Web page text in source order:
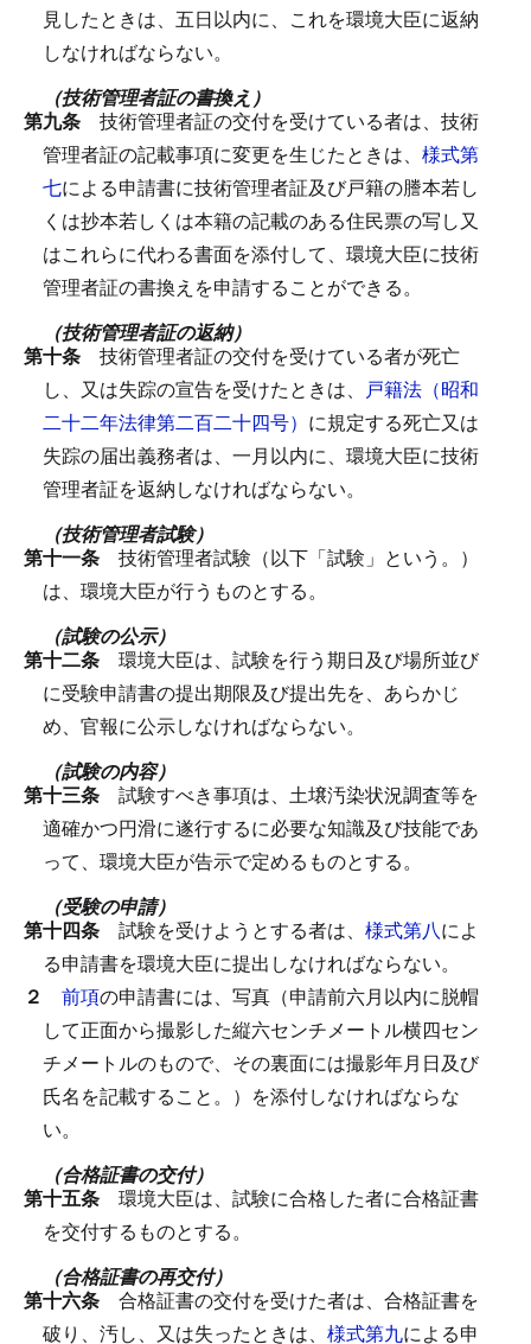
見したときは、五日以内に、これを環境大臣に返納
しなければならない。
（技術管理者証の書換え）
第九条 技術管理者証の交付を受けている者は、技術
管理者証の記載事項に変更を生じたときは、 様式第
七による申請書に技術管理者証及び戸籍の謄本若し
くは抄本若しくは本籍の記載のある住民票の写し又
はこれらに代わる書面を添付して、環境大臣に技術
管理者証の書換えを申請することができる。
（技術管理者証の返納）
第十条 技術管理者証の交付を受けている者が死亡
し、又は失踪の宣告を受けたときは、
戸籍法（昭和
二十二年法律第二百二十四号） に規定する死亡又は
失踪の届出義務者は、一月以内に、環境大臣に技術
管理者証を返納しなければならない。
（技術管理者試験）
第十一条 技術管理者試験（以下「試験」という。）
は、環境大臣が行うものとする。
（試験の公示）
第十二条 環境大臣は、試験を行う期日及び場所並び
に受験申請書の提出期限及び提出先を、あらかじ
め、官報に公示しなければならない。
（試験の内容）
第十三条 試験すべき事項は、土壌汚染状況調査等を
適確かつ円滑に遂行するに必要な知識及び技能であ
って、環境大臣が告示で定めるものとする。
（受験の申請）
第十四条 試験を受けようとする者は、 様式第八によ
る申請書を環境大臣に提出しなければならない。
２ 前項の申請書には、写真（申請前六月以内に脱帽
して正面から撮影した縦六センチメートル横四セン
チメートルのもので、その裏面には撮影年月日及び
氏名を記載すること。）を添付しなければならな
い。
（合格証書の交付）
第十五条 環境大臣は、試験に合格した者に合格証書
を交付するものとする。
（合格証書の再交付）
第十六条 合格証書の交付を受けた者は、合格証書を
破り、汚し、又は失ったときは、 様式第九による申